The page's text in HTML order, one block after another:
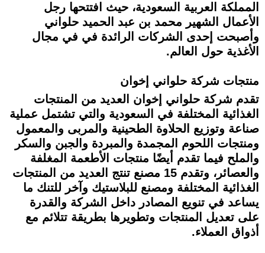
المملكة العربية السعودية، حيث افتتحها رجل
الأعمال الشهير محمد بن عبد الحميد حلواني
وأصبحت إحدى الشركات الرائدة في في مجال
الأغذية حول العالم.
منتجات شركة حلواني إخوان
تقدم شركة حلواني إخوان العديد من المنتجات
الغذائية المختلفة في السعودية والتي تشتمل عملية
صناعة وتوزيع الحلاوة الطحينية والمربى والمعمول
ومنتجات اللحوم المجمدة والمبردة والجبن والسكر
والملح فيما تقدم أيضًا منتجات الأطعمة المغلفة
والعصائر، وتقدم 15 مصنع تنتج العديد من المنتجات
الغذائية المختلفة ومصنع للبلاستيك وآخر للتنك ما
يساعد في تنويع المصادر داخل الشركة والقدرة
على تعديل المنتجات وتطويرها بطريقة تتلائم مع
أذواق العملاء.